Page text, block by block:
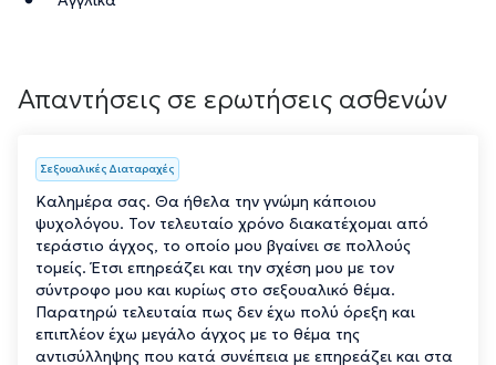
Απαντήσεις σε ερωτήσεις ασθενών
Σεξουαλικές Διαταραχές
Καλημέρα σας. Θα ήθελα την γνώμη κάποιου
ψυχολόγου. Τον τελευταίο χρόνο διακατέχομαι από
τεράστιο άγχος, το οποίο μου βγαίνει σε πολλούς
τομείς. Έτσι επηρεάζει και την σχέση μου με τον
σύντροφο μου και κυρίως στο σεξουαλικό θέμα.
Παρατηρώ τελευταία πως δεν έχω πολύ όρεξη και
επιπλέον έχω μεγάλο άγχος με το θέμα της
αντισύλληψης που κατά συνέπεια με επηρεάζει και στα